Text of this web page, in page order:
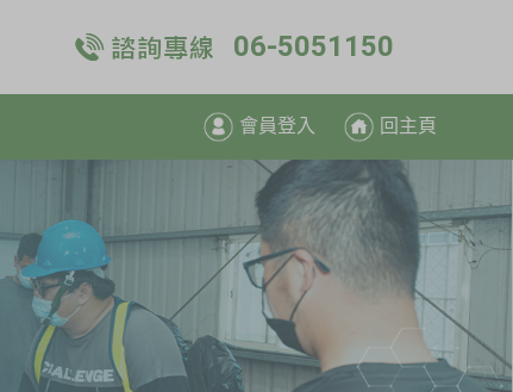
06-5051150
會員登入 回主頁